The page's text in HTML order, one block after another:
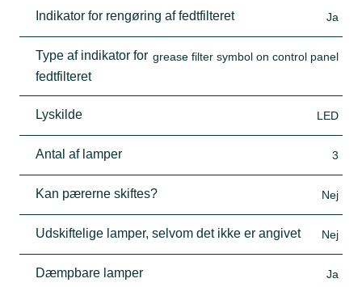
Indikator for rengøring af fedtfilteret Ja
Type af indikator for
fedtfilteret
grease filter symbol on control panel
Lyskilde LED
Antal af lamper 3
Kan pærerne skiftes? Nej
Udskiftelige lamper, selvom det ikke er angivet Nej
Dæmpbare lamper Ja